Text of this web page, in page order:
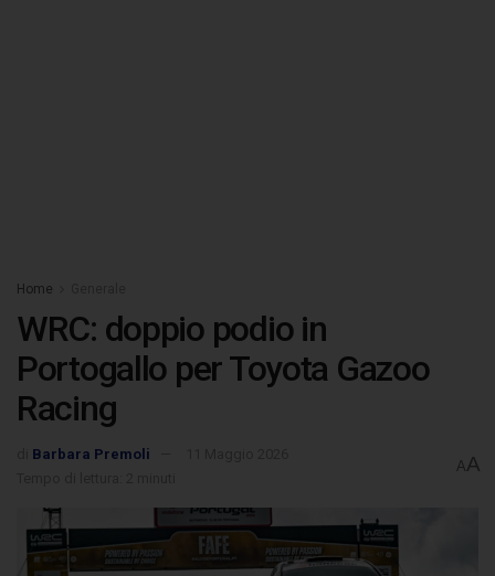
Home
WRC: doppio podio in
Portogallo per Toyota Gazoo
Racing
Barbara Premoli
AA